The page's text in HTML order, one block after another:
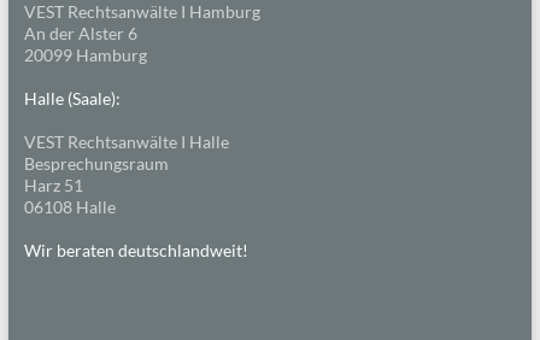
VEST Rechtsanwälte I Hamburg
An der Alster 6
20099 Hamburg
Halle (Saale):
VEST Rechtsanwälte I Halle
Besprechungsraum
Harz 51
06108 Halle
Wir beraten deutschlandweit!